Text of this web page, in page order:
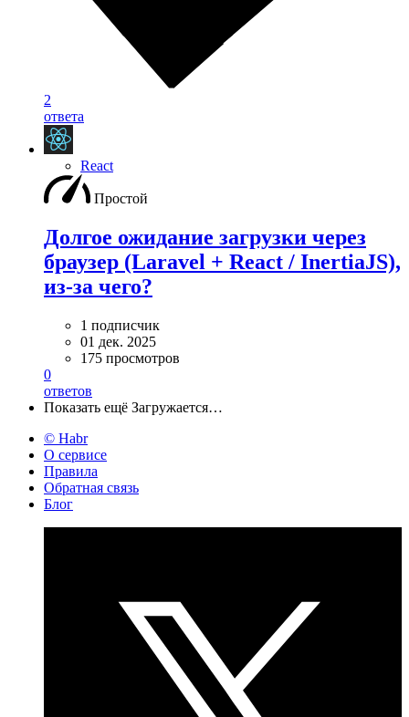
2
ответа
React
Простой
Долгое ожидание загрузки через
браузер (Laravel + React / InertiaJS),
из-за чего?
1 подписчик
01 дек. 2025
175 просмотров
0
ответов
Показать ещё Загружается…
© Habr
О сервисе
Правила
Обратная связь
Блог